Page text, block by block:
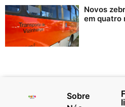
Novos
em quatro
Sobre